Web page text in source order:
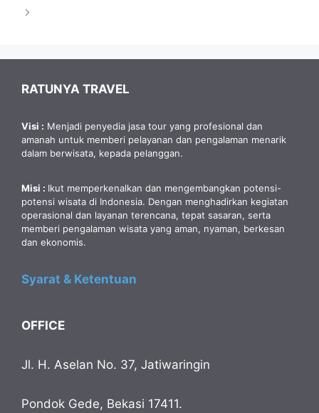
RATUNYA TRAVEL
Visi : Menjadi penyedia jasa tour yang profesional dan
amanah untuk memberi pelayanan dan pengalaman menarik
dalam berwisata, kepada pelanggan.
Misi : Ikut memperkenalkan dan mengembangkan potensi-
potensi wisata di Indonesia. Dengan menghadirkan kegiatan
operasional dan layanan terencana, tepat sasaran, serta
memberi pengalaman wisata yang aman, nyaman, berkesan
dan ekonomis.
Syarat & Ketentuan
OFFICE
Jl. H. Aselan No. 37, Jatiwaringin
Pondok Gede, Bekasi 17411.